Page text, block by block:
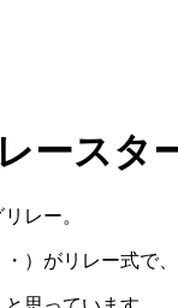
ースタ
レー。
）がリレー式で